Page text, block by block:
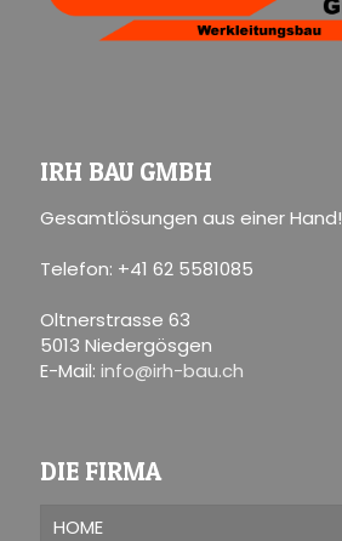
IRH BAU GMBH
Gesamtlösungen aus einer Hand!
Telefon: +41 62 5581085
Oltnerstrasse 63
5013 Niedergösgen
E-Mail: info@irh-bau.ch
DIE FIRMA
HOME